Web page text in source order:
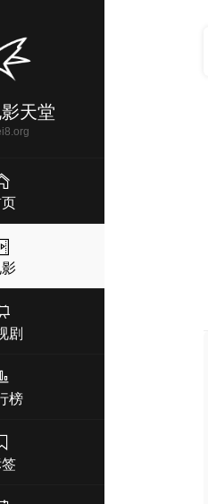
天堂
剧
榜